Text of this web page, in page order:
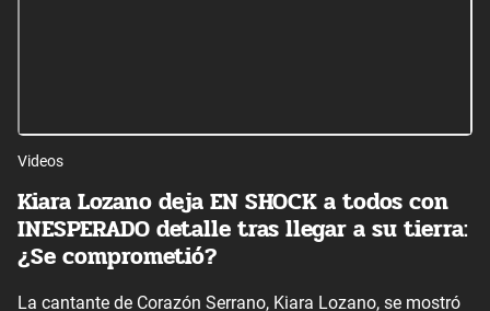
Videos
Kiara Lozano deja EN SHOCK a todos con
INESPERADO detalle tras llegar a su tierra:
¿Se comprometió?
La cantante de Corazón Serrano, Kiara Lozano, se mostró